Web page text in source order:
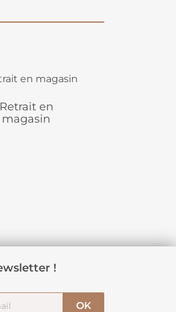
Retrait en
magasin
!